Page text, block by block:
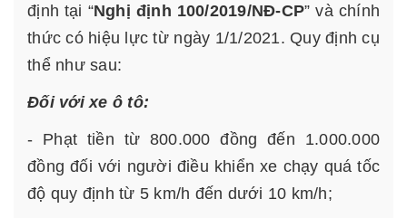
định tại “Nghị định 100/2019/NĐ-CP” và chính
thức có hiệu lực từ ngày 1/1/2021. Quy định cụ
thể như sau:
Đối với xe ô tô:
- Phạt tiền từ 800.000 đồng đến 1.000.000
đồng đối với người điều khiển xe chạy quá tốc
độ quy định từ 5 km/h đến dưới 10 km/h;